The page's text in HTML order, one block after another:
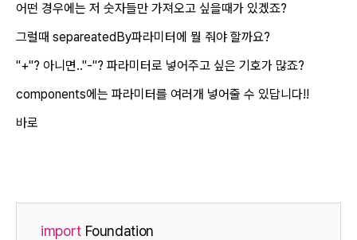
어떤 경우에는 저 숫자들만 가져오고 싶을때가 있겠죠?
그럴때 separeatedBy파라미터에 뭘 줘야 할까요?
"+"? 아니면.."-"? 파라미터로 넣어주고 싶은 기호가 많죠?
components에는 파라미터를 여러개 넣어줄 수 있답니다!!
바로
import Foundation